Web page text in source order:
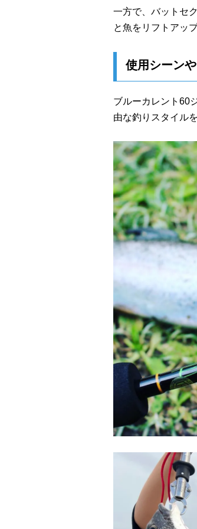
一方で、バットセ
と魚をリフトアッ
使用シーン
ブルーカレント60
由な釣りスタイル